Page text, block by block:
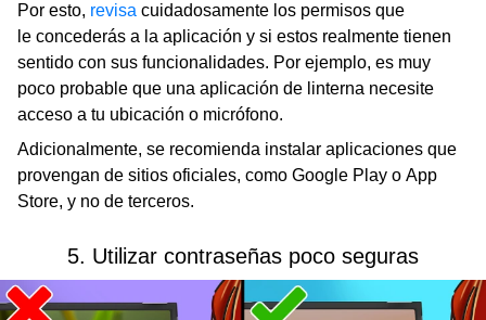
Por esto, revisa cuidadosamente los permisos que
le concederás a la aplicación y si estos realmente tienen
sentido con sus funcionalidades. Por ejemplo, es muy
poco probable que una aplicación de linterna necesite
acceso a tu ubicación o micrófono.
Adicionalmente, se recomienda instalar aplicaciones que
provengan de sitios oficiales, como Google Play o App
Store, y no de terceros.
5. Utilizar contraseñas poco seguras